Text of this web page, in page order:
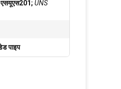
UNS
पाइप